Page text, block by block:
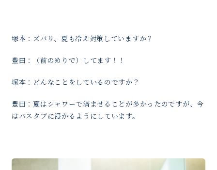
塚本：ズバリ、夏も冷え対策していますか？
豊田：（前のめりで）してます！！
塚本：どんなことをしているのですか？
豊田：夏はシャワーで済ませることが多かったのですが、今
はバスタブに浸かるようにしています。